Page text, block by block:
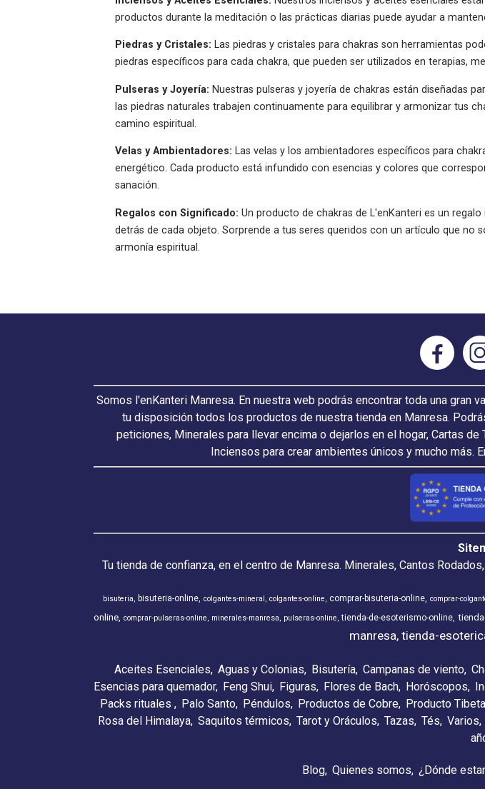
productos durante la meditación o las prácticas diarias puede ayudar a
Piedras y Cristales: Las piedras y cristales para chakras son herramientas
piedras específicos para cada chakra, que pueden ser utilizados en terapias,
Pulseras y Joyería: Nuestras pulseras y joyería de chakras están diseñadas
las piedras naturales trabajen continuamente para equilibrar y armonizar tus
camino espiritual.
Velas y Ambientadores: Las velas y los ambientadores específicos para
energético. Cada producto está infundido con esencias y colores que
sanación.
Regalos con Significado: Un producto de chakras de L'enKanteri es un
detrás de cada objeto. Sorprende a tus seres queridos con un artículo que no
armonía espiritual.
Somos l'enKanteri Manresa. En nuestra web podrás encontrar toda una
tu disposición todos los productos de nuestra tienda en Manresa.
peticiones, Minerales para llevar encima o dejarlos en el hogar, Cartas
Inciensos para crear ambientes únicos y mucho más.
Tu tienda de confianza, en el centro de Manresa. Minerales, Cantos
bisuteria bisuteria-online colgantes-mineral colgantes-online comprar-bisuteria-online comprar-
online comprar-pulseras-online minerales-manresa pulseras-online tienda-de-esoterismo-online
manresa tienda-
Aceites Esenciales Aguas y Colonias Bisutería Campanas de viento
Esencias para quemador Feng Shui Figuras Flores de Bach Horóscopos
Packs rituales Palo Santo Péndulos Productos de Cobre Producto
Rosa del Himalaya Saquitos térmicos Tarot y Oráculos Tazas Tés Varios
Blog Quienes somos ¿Dónde